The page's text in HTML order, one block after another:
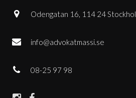
Odengatan 16, 114 24
info@advokatmassi.se
08-25 97 98